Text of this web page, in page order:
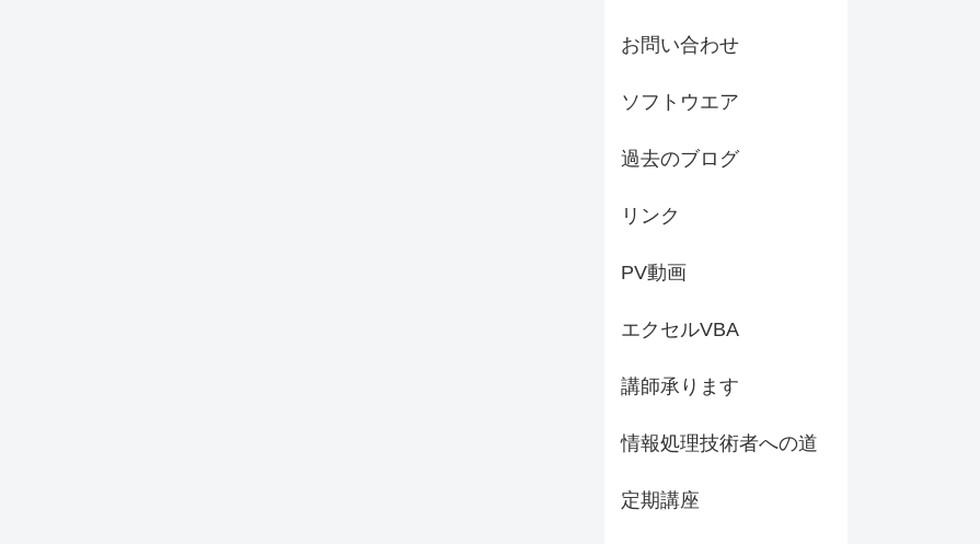
お問い合わせ
ソフトウエア
過去のブログ
リンク
PV動画
エクセルVBA
講師承ります
情報処理技術者への道
定期講座